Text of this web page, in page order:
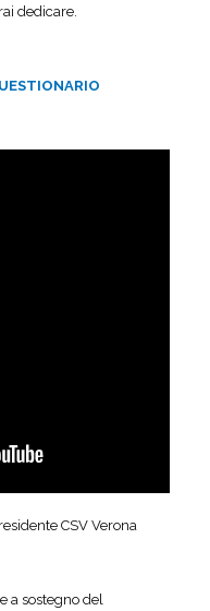
dedicare.
CSV Verona
a sostegno del